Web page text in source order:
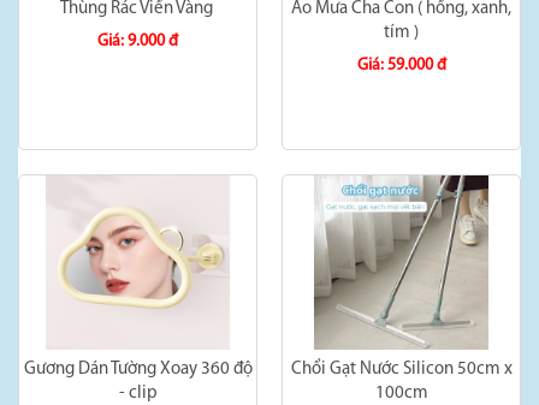
Thùng Rác Viền Vàng
Giá: 9.000 đ
Áo Mưa Cha Con ( hồng, xanh,
tím )
Giá: 59.000 đ
Gương Dán Tường Xoay 360 độ
- clip
Chổi Gạt Nước Silicon 50cm x
100cm